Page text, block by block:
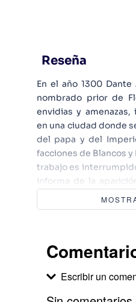
Reseña
En el año 1300
nombrado prior de
envidias y
en una ciudad donde
del papa y del
facciones de Blancos y
trabajo es
informa de la
edificio donde se
ciudad, aún en
excepcional en este
cantante Vana del
Escribir un